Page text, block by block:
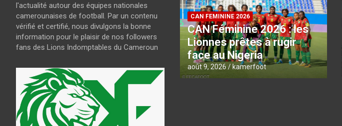
l'actualité autour des équipes nationales
camerounaises de football. Par un contenu
vérifié et certifié, nous divulgons la bonne
information pour le plaisir de nos followers
fans des Lions Indomptables du Cameroun
CAN FEMININE 2026
CAN Féminine 2026 : les
Lionnes prêtes à rugir
face au Nigeria
août 9, 2026 kamerfoot
CAN FEMININE 2026
CAN Féminine 2026 :
l’Algérie dans le dernier
carré
août 9, 2026 kamerfoot